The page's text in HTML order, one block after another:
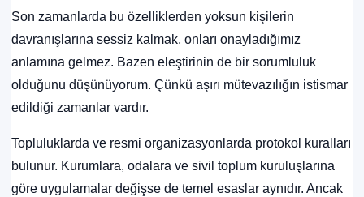
Son zamanlarda bu özelliklerden yoksun kişilerin
davranışlarına sessiz kalmak, onları onayladığımız
anlamına gelmez. Bazen eleştirinin de bir sorumluluk
olduğunu düşünüyorum. Çünkü aşırı mütevazılığın istismar
edildiği zamanlar vardır.
Topluluklarda ve resmi organizasyonlarda protokol kuralları
bulunur. Kurumlara, odalara ve sivil toplum kuruluşlarına
göre uygulamalar değişse de temel esaslar aynıdır. Ancak